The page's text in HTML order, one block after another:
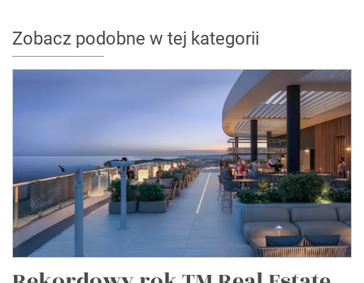
Zobacz podobne w tej kategorii